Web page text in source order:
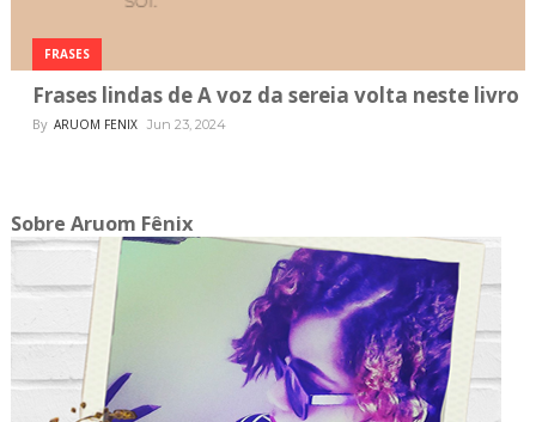
FRASES
Frases lindas de A voz da sereia volta neste livro
By ARUOM FENIX Jun 23, 2024
Sobre Aruom Fênix